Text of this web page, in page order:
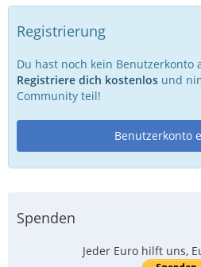
Registrierung
Du hast noch kein Benutzerkonto
Registriere dich kostenlos und
Community teil!
Benutzerkonto
Spenden
Jeder Euro hilft uns,